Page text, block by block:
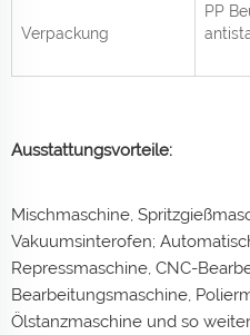
Verpackung
PP
Ausstattungsvorteile:
Mischmaschine,
Vakuumsinterofen;
Repressmaschine, CNC-
Bearbeitungsmaschine,
Ölstanzmaschine und so